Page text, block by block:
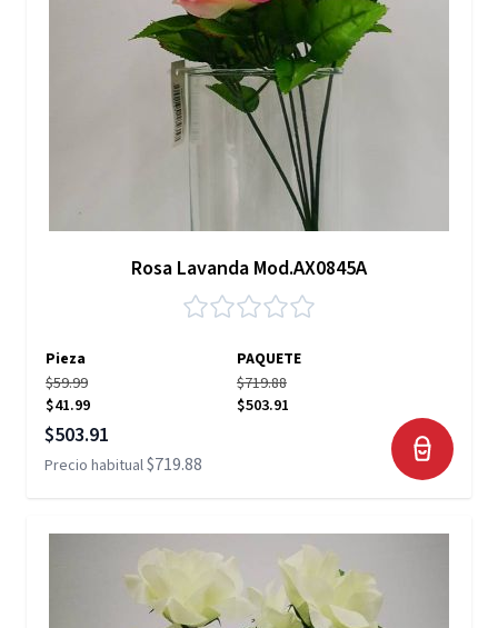
Rosa Lavanda Mod.AX0845A
Pieza
PAQUETE
$59.99
$41.99
$719.88
$503.91
Precio especial
$503.91
Precio habitual$719.88